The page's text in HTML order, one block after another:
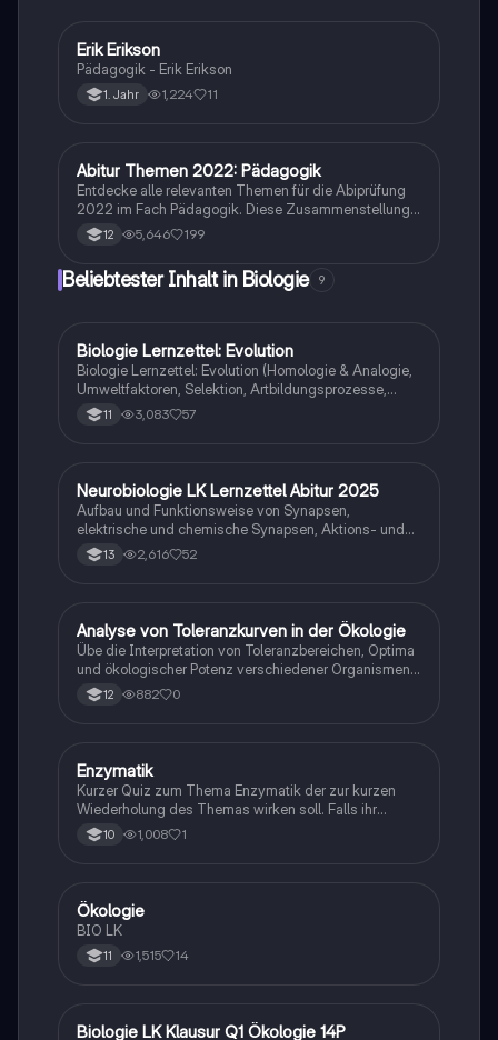
Pädagogik
Erik Erikson
Pädagogik - Erik Erikson
1. Jahr 1,224 11
Pädagogik
Abitur Themen 2022: Pädagogik
Entdecke alle relevanten Themen für die Abiprüfung
2022 im Fach Pädagogik. Diese Zusammenstellung
umfasst wichtige Konzepte wie soziale
Ungerechtigkeit, interkulturelle Bildung,
Entwicklungsmodelle und die Rolle von Medien in der
Erziehung. Ideal für Schüler, die sich auf ihre
12 5,646 199
Beliebtester Inhalt in Biologie 9
Biologie
Biologie Lernzettel: Evolution
Biologie Lernzettel: Evolution (Homologie & Analogie,
Umweltfaktoren, Selektion, Artbildungsprozesse,
Klimaregeln, Konkurrenz, Evolution des Menschen…)
11 3,083 57
Biologie
Neurobiologie LK Lernzettel Abitur 2025
Aufbau und Funktionsweise von Synapsen,
elektrische und chemische Synapsen, Aktions- und
Ruhepotential
13 2,616 52
ABiologie
Analyse von Toleranzkurven in der Ökologie
Übe die Interpretation von Toleranzbereichen, Optima
und ökologischer Potenz verschiedener Organismen
gegenüber Umweltfaktoren.
12 882 0
EBiologie
Enzymatik
Kurzer Quiz zum Thema Enzymatik der zur kurzen
Wiederholung des Themas wirken soll. Falls ihr
Fehlern begegnet wäre ich dankbar ,wenn ihr mir
diese weiterleitet. Danke und euch viel Spaß dabei!
10 1,008 1
Biologie
Ökologie
BIO LK
11 1,515 14
Biologie
Biologie LK Klausur Q1 Ökologie 14P